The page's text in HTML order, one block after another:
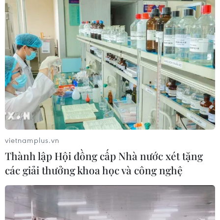
Xem thêm
CƠ QUAN CHỦ QUẢN: THÔNG TẤN XÃ VIỆT NAM
Tổng Biên tập: TRẦN TIẾN DUẨN
Phó Tổng Biên tập: NGUYỄN THỊ TÁM, KHÚC THANH
THỦY
Sở hữu trí tuệ
Quy định sử dụng
RSS
Hỗ trợ
Ngôn ngữ
vietnamplus.vn
Thành lập Hội đồng cấp Nhà nước xét tặng
các giải thưởng khoa học và công nghệ